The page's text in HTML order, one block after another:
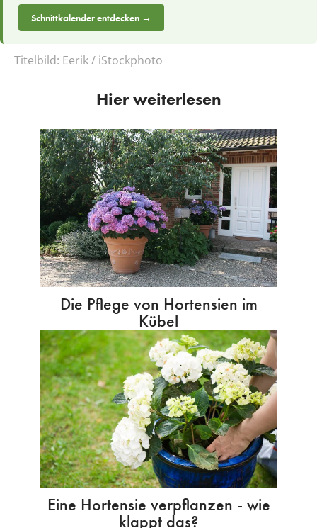
Schnittkalender entdecken →
Titelbild: Eerik / iStockphoto
Hier weiterlesen
Die Pflege von Hortensien im
Kübel
Eine Hortensie verpflanzen - wie
klappt das?